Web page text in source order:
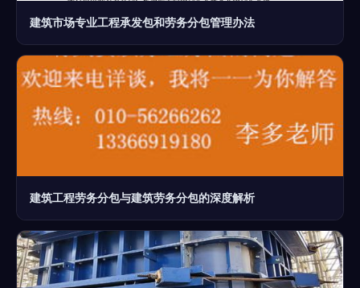
建筑市场专业工程承发包和劳务分包管理办法
建筑工程劳务分包与建筑劳务分包的深度解析